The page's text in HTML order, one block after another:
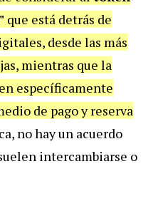
que está detrás de
desde las más
mientras que la
específicamente
de pago y reserva
no hay un acuerdo
intercambiarse o